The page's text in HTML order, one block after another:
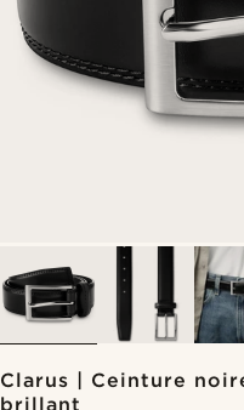
Clarus | Ceinture
brillant